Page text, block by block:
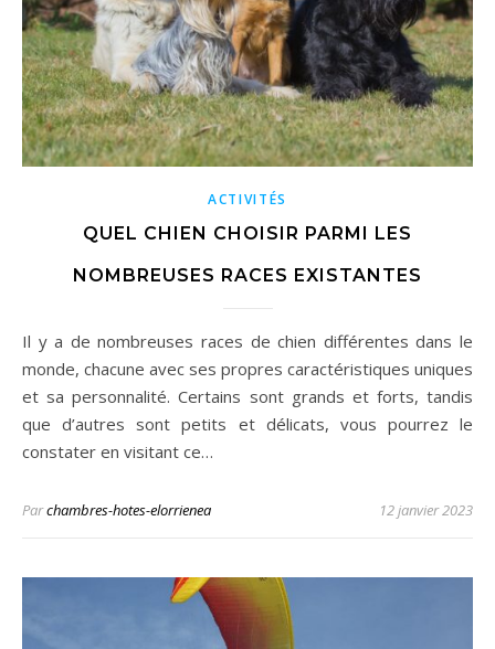
ACTIVITÉS
QUEL CHIEN CHOISIR PARMI LES
NOMBREUSES RACES EXISTANTES
Il y a de nombreuses races de chien différentes dans le
monde, chacune avec ses propres caractéristiques uniques
et sa personnalité. Certains sont grands et forts, tandis
que d’autres sont petits et délicats, vous pourrez le
constater en visitant ce…
Parchambres-hotes-elorrienea 12 janvier 2023